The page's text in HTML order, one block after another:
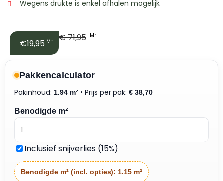
Wegens drukte is enkel afhalen mogelijk
€19,95 M² €71,95 M²
Pakkencalculator
Pakinhoud: 1.94 m² • Prijs per pak: € 38,70
Benodigde m²
Inclusief snijverlies (15%)
Benodigde m² (incl. opties): 1.15 m²